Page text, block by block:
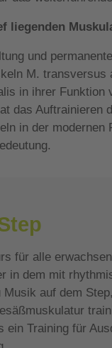
liegenden
und
M. transversus
in ihrer Funktion
das Auftrainieren
in der modernen
für alle
in dem mit
Musik auf dem
ein Training für